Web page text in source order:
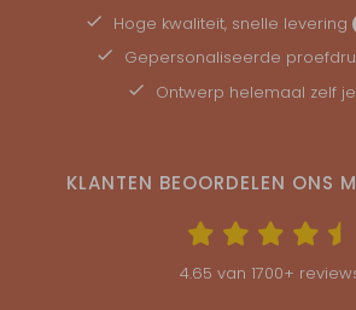
Hoge kwaliteit, snelle levering
Gepersonaliseerde
Ontwerp helemaal zelf
KLANTEN BEOORDELEN ONS
4.65 van 1700+